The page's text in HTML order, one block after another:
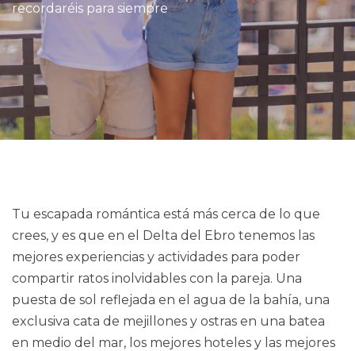
recordaréis para siempre
Tu escapada romántica está más cerca de lo que
crees, y es que en el Delta del Ebro tenemos las
mejores experiencias y actividades para poder
compartir ratos inolvidables con la pareja. Una
puesta de sol reflejada en el agua de la bahía, una
exclusiva cata de mejillones y ostras en una batea
en medio del mar, los mejores hoteles y las mejores